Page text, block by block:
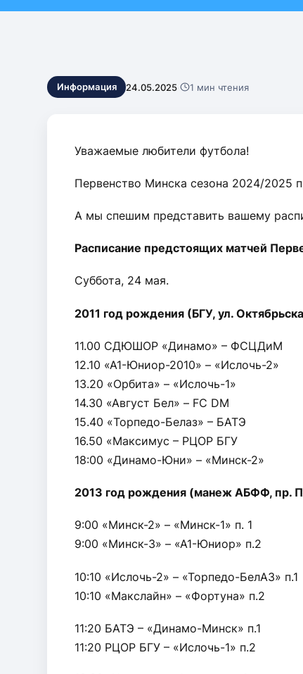
Информация 24.05.2025 · 1 мин чтения
Уважаемые любители футбола!
Первенство Минска сезона 2024/2025
А мы спешим представить вашему
Расписание предстоящих матчей
Суббота, 24 мая.
2011 год рождения (БГУ, ул.
11.00 СДЮШОР «Динамо» – ФСЦДиМ
12.10 «А1-Юниор-2010» – «Ислочь-2»
13.20 «Орбита» – «Ислочь-1»
14.30 «Август Бел» – FC DM
15.40 «Торпедо-Белаз» – БАТЭ
16.50 «Максимус – РЦОР БГУ
18:00 «Динамо-Юни» – «Минск-2»
2013 год рождения (манеж АБФФ, пр.
9:00 «Минск-2» – «Минск-1» п. 1
9:00 «Минск-3» – «А1-Юниор» п.2
10:10 «Ислочь-2» – «Торпедо-БелАЗ» п.1
10:10 «Макслайн» – «Фортуна» п.2
11:20 БАТЭ – «Динамо-Минск» п.1
11:20 РЦОР БГУ – «Ислочь-1» п.2